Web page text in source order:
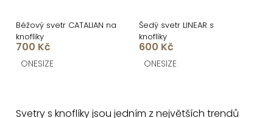
Béžový svetr CATALIAN na
knoflíky
700 Kč
ONESIZE
Šedý svetr LINEAR s
knoflíky
600 Kč
ONESIZE
v
Svetry s knoflíkyjsou jedním z největších trendů